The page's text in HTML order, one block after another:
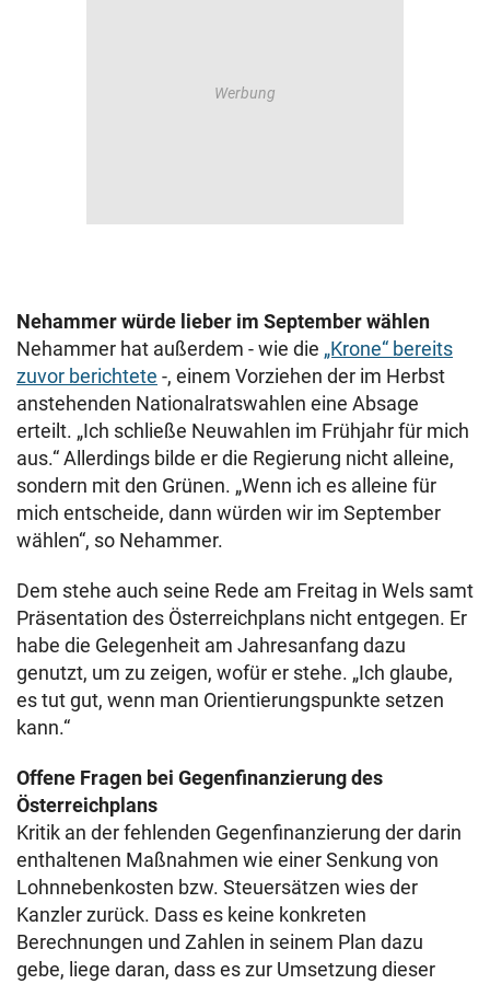
Nehammer würde lieber im September wählen
Nehammer hat außerdem - wie die „Krone“ bereits
zuvor berichtete -, einem Vorziehen der im Herbst
anstehenden Nationalratswahlen eine Absage
erteilt. „Ich schließe Neuwahlen im Frühjahr für mich
aus.“ Allerdings bilde er die Regierung nicht alleine,
sondern mit den Grünen. „Wenn ich es alleine für
mich entscheide, dann würden wir im September
wählen“, so Nehammer.
Dem stehe auch seine Rede am Freitag in Wels samt
Präsentation des Österreichplans nicht entgegen. Er
habe die Gelegenheit am Jahresanfang dazu
genutzt, um zu zeigen, wofür er stehe. „Ich glaube,
es tut gut, wenn man Orientierungspunkte setzen
kann.“
Offene Fragen bei Gegenfinanzierung des
Österreichplans
Kritik an der fehlenden Gegenfinanzierung der darin
enthaltenen Maßnahmen wie einer Senkung von
Lohnnebenkosten bzw. Steuersätzen wies der
Kanzler zurück. Dass es keine konkreten
Berechnungen und Zahlen in seinem Plan dazu
gebe, liege daran, dass es zur Umsetzung dieser